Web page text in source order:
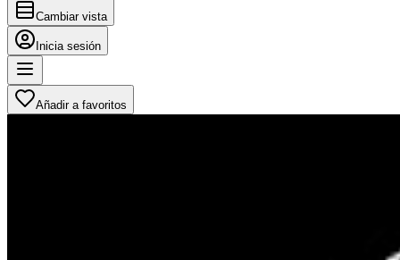
Cambiar vista
Inicia sesión
Añadir a favoritos